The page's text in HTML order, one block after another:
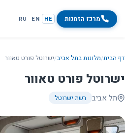
מרכז הזמנות HE
EN
RU
דף הבית/מלונות בתל אביב/ישרוטל פורט טאוור
ישרוטל פורט טאוור
תל אביב רשת ישרוטל